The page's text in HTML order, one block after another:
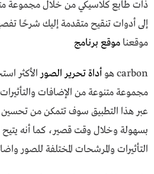
ذات طابع كلاسيكي من خلال مجموعة
إلى أدوات تنقيح متقدمة إليك شرحًا
موقعنا موقع برنامج
carbon هو أداة تحرير الصور الأكثر
مجموعة متنوعة من الإضافات
عبر هذا التطبيق سوف تتمكن من تحسين
بسهولة وخلال وقت قصير، كما أنه
التأثيرات والمرشحات المختلفة للصور